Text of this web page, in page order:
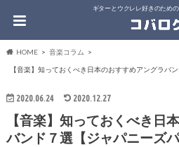
ギターとウクレレ好きのため
HOME 音楽コラム
【音楽】知っておくべき日本のおすすめアングラバ
2020.06.24 2020.12.27
【音楽】知っておくべき日
バンド７選【ジャパニーズパ